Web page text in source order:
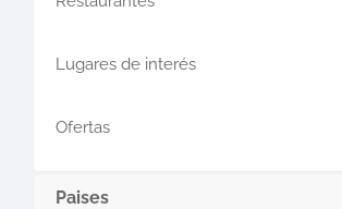
Lugares de interés
Ofertas
Paises